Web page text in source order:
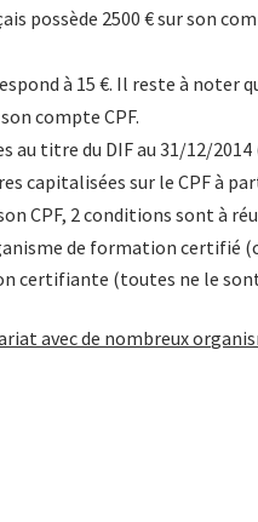
possède 2500 € sur son
à 15 €. Il reste à noter
compte CPF.
au titre du DIFau 31/12/
capitalisées sur le CPF à
CPF, 2 conditions sont à
de formation certifié
certifiante (toutes ne le
avec de nombreux